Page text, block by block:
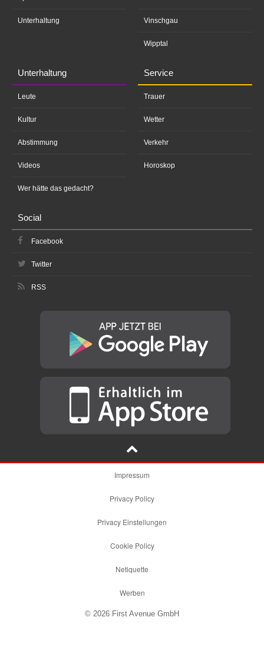
Unterhaltung Vinschgau
Wipptal
Unterhaltung
Leute
Kultur
Abstimmung
Videos
Wer hätte das gedacht?
Service
Trauer
Wetter
Verkehr
Horoskop
Social
Facebook
Twitter
RSS
Impressum
Privacy Policy
Privacy Einstellungen
Cookie Policy
Netiquette
Werben
© 2026 First Avenue GmbH